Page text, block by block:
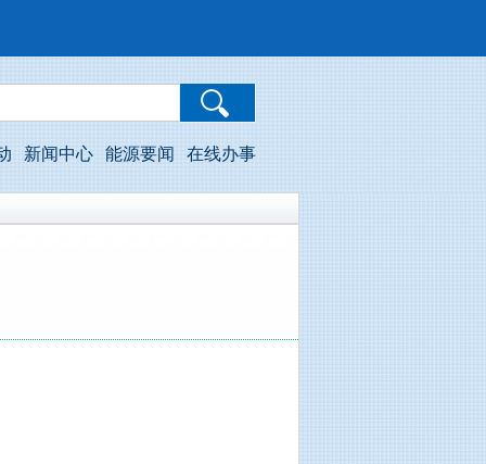
新闻中心 能源要闻 在线办事